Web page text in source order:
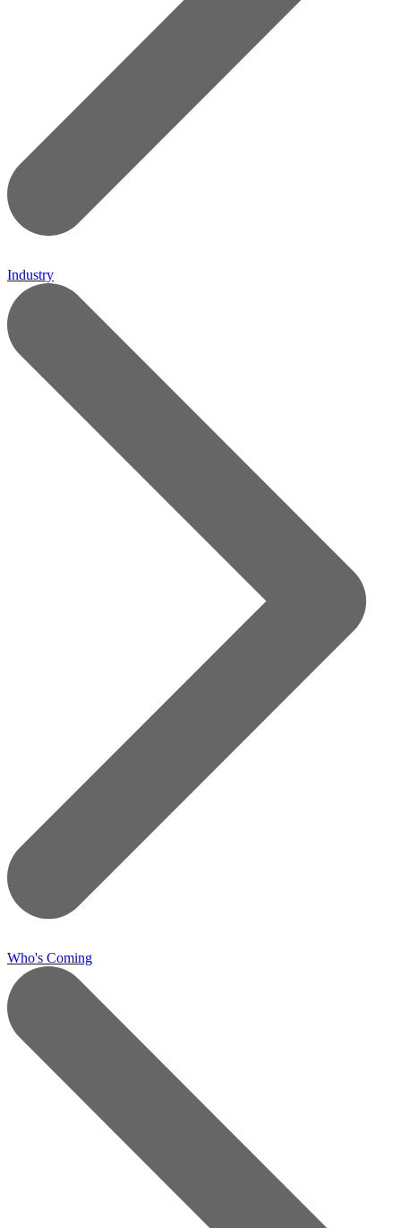
Industry
Who's Coming